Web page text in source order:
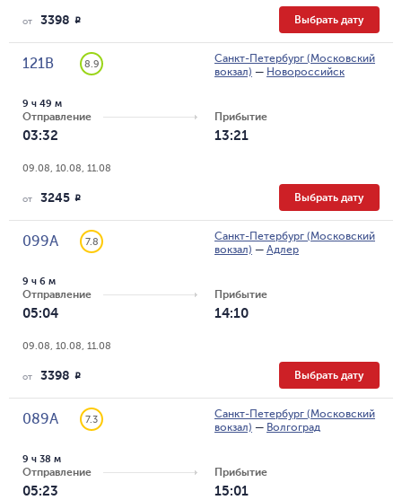
от 3398 R Выбрать дату
121В 8.9
Санкт-Петербург (Московский
вокзал) — Новороссийск
Отправление
03:32
9 ч 49 м
Прибытие
13:21
09.08, 10.08, 11.08
от 3245 R Выбрать дату
099А 7.8
Санкт-Петербург (Московский
вокзал) — Адлер
Отправление
05:04
9 ч 6 м
Прибытие
14:10
09.08, 10.08, 11.08
от 3398 R Выбрать дату
089А 7.3
Санкт-Петербург (Московский
вокзал) — Волгоград
Отправление
05:23
9 ч 38 м
Прибытие
15:01